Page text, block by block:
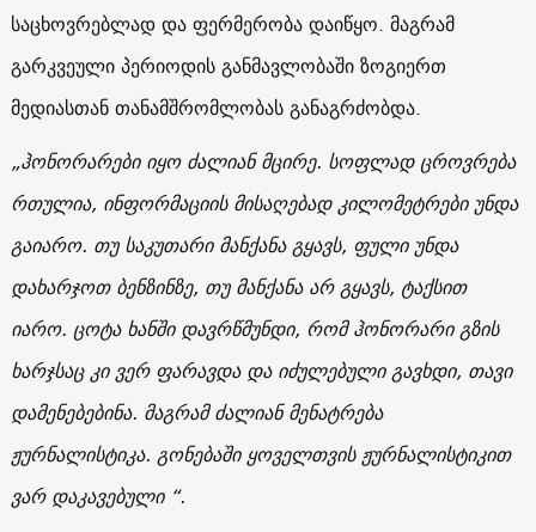
საცხოვრებლად და ფერმერობა დაიწყო. მაგრამ
გარკვეული პერიოდის განმავლობაში ზოგიერთ
მედიასთან თანამშრომლობას განაგრძობდა.
„ჰონორარები იყო ძალიან მცირე. სოფლადცროვრება
რთულია, ინფორმაციის მისაღებადკილომეტრებიუნდა
გაიარო. თუ საკუთარი მანქანაგყავს, ფულიუნდა
დახარჯოთ ბენზინზე, თუ მანქანა არგყავს, ტაქსით
იარო. ცოტა ხანში დავრწმუნდი, რომ ჰონორარიგზის
ხარჯსაცკივერ ფარავდა და იძულებულიგავხდი, თავი
დამენებებინა. მაგრამ ძალიან მენატრება
ჟურნალისტიკა. გონებაშიყოველთვისჟურნალისტიკით
ვარ დაკავებული“.